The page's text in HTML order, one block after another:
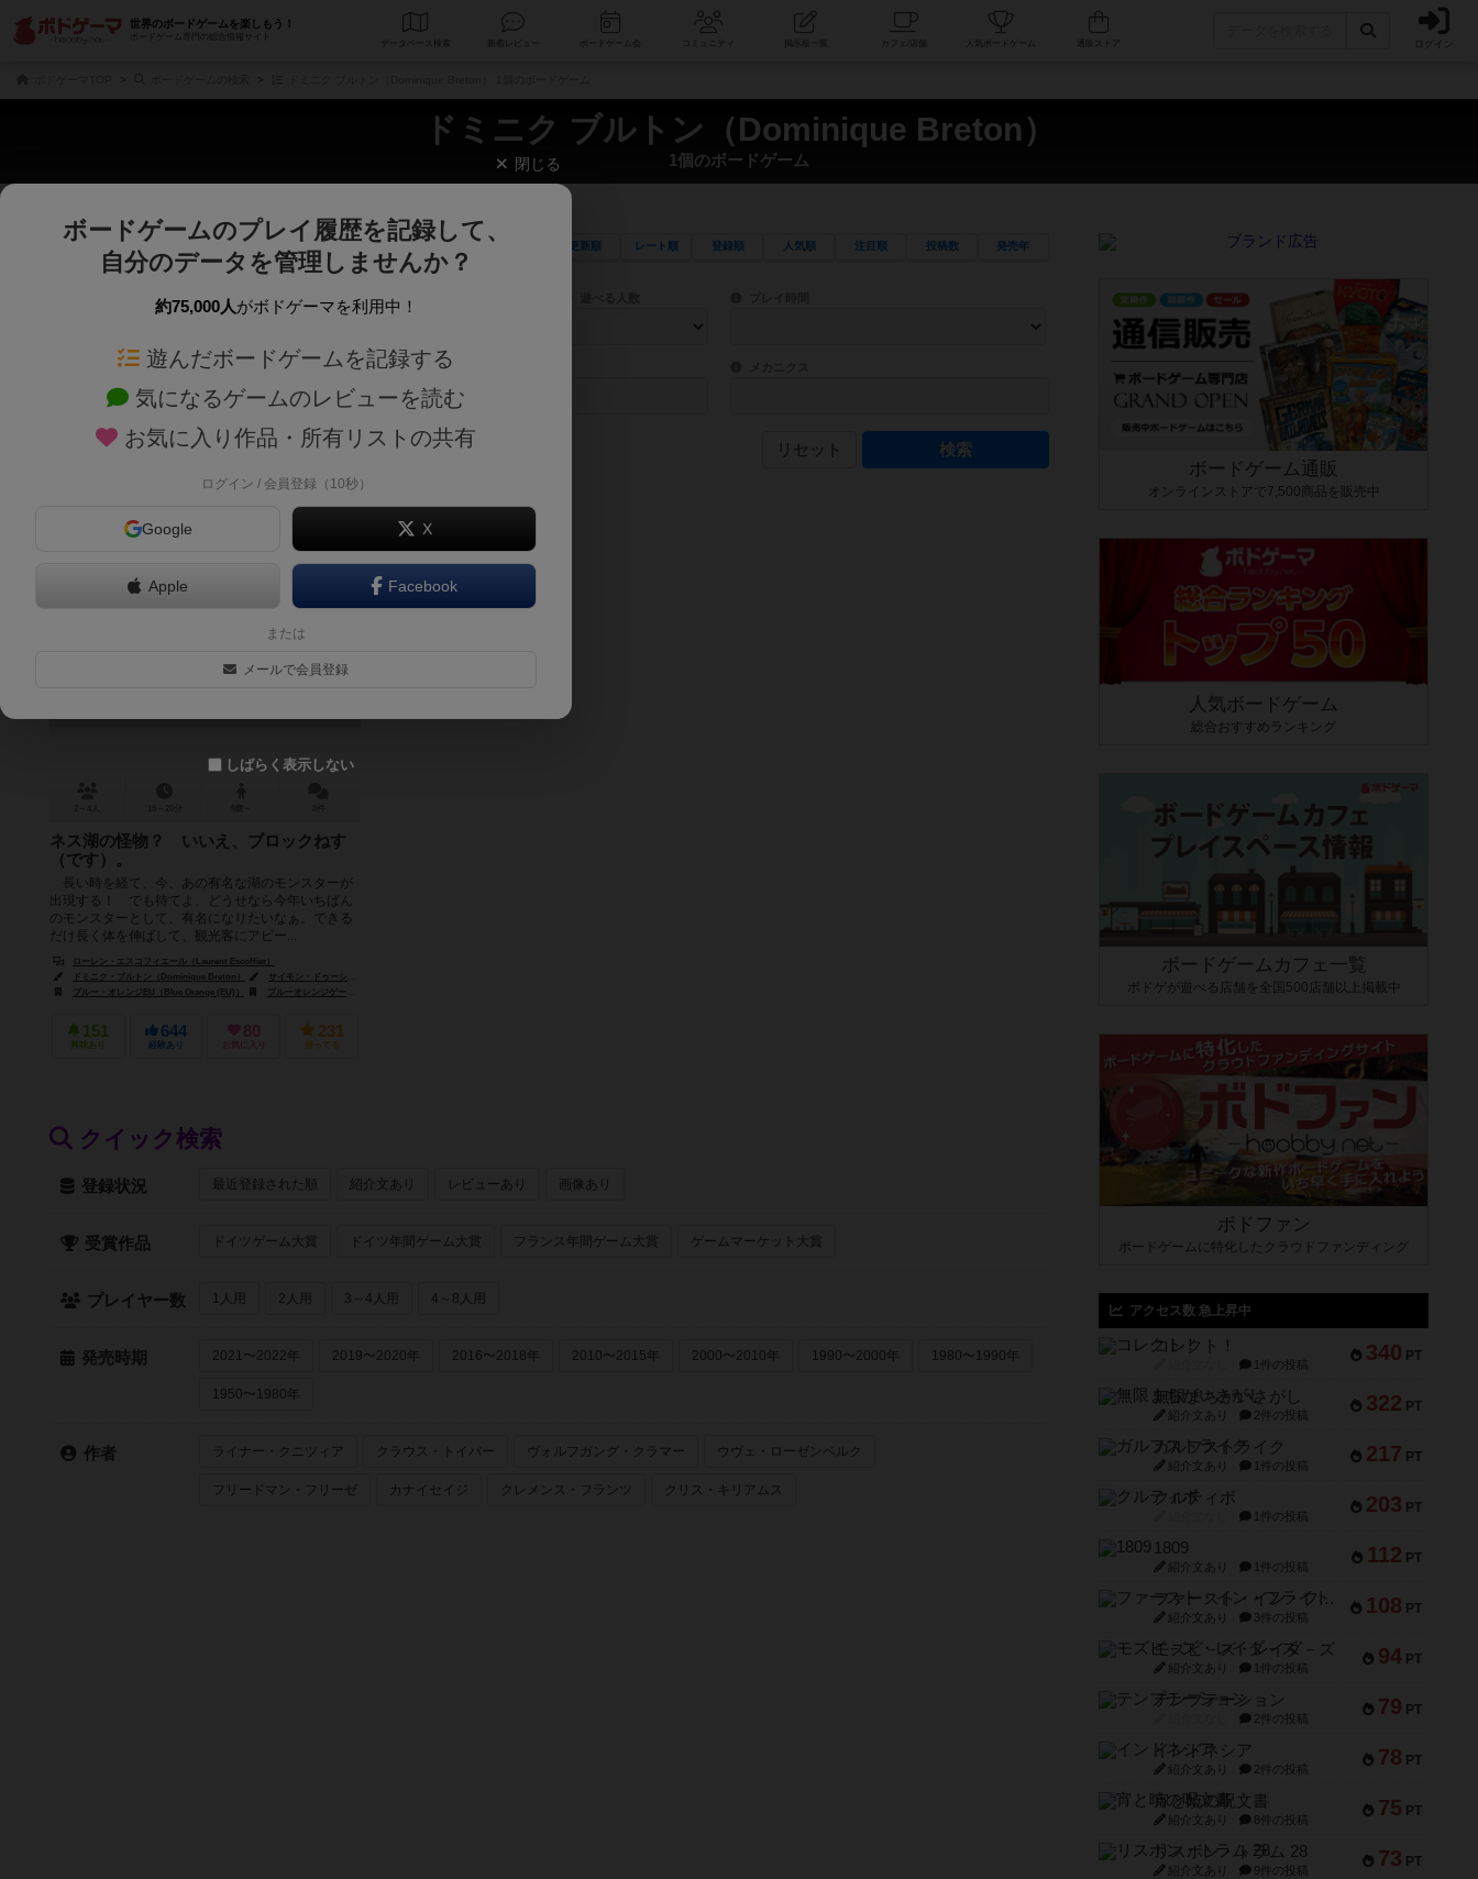
世界のボードゲームを楽しもう！
ボードゲーム専門の総合情報サイト
データベース コミュニティ 人気ボードゲーム ログイン
ドミニク ブルトン（Dominique Breton）
1個のボードゲーム
じっくり表示 更新順 レート順 登録順 人気順 注目順 投稿数 発売年
商品名、商品説明文、デザイナー名、テーマ名、メカニクス名を対象にフリーワード検索ができます。
ゲームデザイナー名を指定して検索できます。
ゲームデザイナー 目安となる所要時間を指定することができます。マニュアルを読む時間や参加者へのルール説明時間は含まれていないため、初めて
対象年齢を指定します。 世界観や登場人物などモチーフ・ストーリーを指定することができます。直感的にゲームシステムを理解できるよう、中世ファンタジー・クッキング・海賊同士の対決など、ゲームコンセプトを絞
テーマ/フレーバー ゲーム性を構成するコアシステムです。主にボードゲームに慣れている方向けの絞込機能です。例えば「ダイスロール」はランダ
リセット
6.3
ネス湖の怪物？ いいえ、ブロックねす
（です）。
長い時を経て、今、あの有名な湖のモンスターが
出現する！ でも待てよ、どうせなら今年いちばん
のモンスターとして、有名になりたいなぁ。できる
だけ長く体を伸ばして、観光客にアピー...
ローレン・エスコフィエール（Laurent Escoffier）
ドミニク・ブルトン（Dominique Breton）
サイモン・ドゥーシー（Simon Douchy）
ブルー・オレンジEU（Blue Orange (EU)）
ブルーオレンジゲームズ（Blue Orange Games）
151
興味あり
644
経験あり
80
お気に入り
231
持ってる
クイック検索
登録状況 最近登録された順 紹介文あり レビューあり 画像あり
受賞作品 ドイツゲーム大賞 ドイツ年間ゲーム大賞 フランス年間ゲーム大賞 ゲームマーケット大賞
プレイヤー数 1人用 2人用 3～4人用 4～8人用
発売時期 2021〜2022年 2019〜2020年 2016〜2018年 2010〜2015年 2000〜2010年 1990〜2000年 1980〜1990年
1950〜1980年
作者 ライナー・クニツィア クラウス・トイバー ヴォルフガング・クラマー ウヴェ・ローゼンベルク
フリードマン・フリーゼ カナイセイジ クレメンス・フランツ クリス・キリアムス
ボードゲーム通販
オンラインストアで7,500商品を販売中
人気ボードゲーム
総合おすすめランキング
ボードゲームカフェ一覧
ボドゲが遊べる店舗を全国500店舗以上掲載中
ボドファン
ボードゲームに特化したクラウドファンディング
アクセス数 急上昇中
340 PT
コレクト！
1件の投稿
322 PT
無限まちがいさがし
紹介文あり 2件の投稿
217 PT
ガルフストライク
紹介文あり 1件の投稿
203 PT
クルティボ
1件の投稿
112 PT
1809
紹介文あり 1件の投稿
108 PT
ファースト・イン・フライト
紹介文あり 3件の投稿
94 PT
モズビ－ズ・レイダ－ズ
紹介文あり 1件の投稿
79 PT
テンプテーション
2件の投稿
78 PT
インドネシア
紹介文あり 2件の投稿
75 PT
宵と暁の呪文書
紹介文あり 8件の投稿
73 PT
リスボン・トラム 28
紹介文あり 9件の投稿
閉じる
ボードゲームのプレイ履歴を記録して、
自分のデータを管理しませんか？
約75,000人がボドゲーマを利用中！
遊んだボードゲームを記録する
気になるゲームのレビューを読む
お気に入り作品・所有リストの共有
ログイン / 会員登録（10秒）
Google X
Apple Facebook
または
メールで会員登録
しばらく表示しない